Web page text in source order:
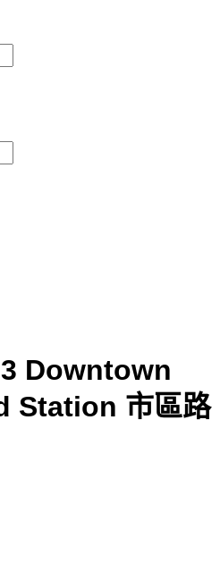
Downtown
Station 市區路